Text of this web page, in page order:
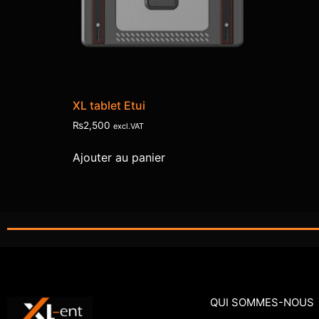
XL tablet Etui
₨2,500 excl.VAT
Ajouter au panier
QUI SOMMES-NOUS